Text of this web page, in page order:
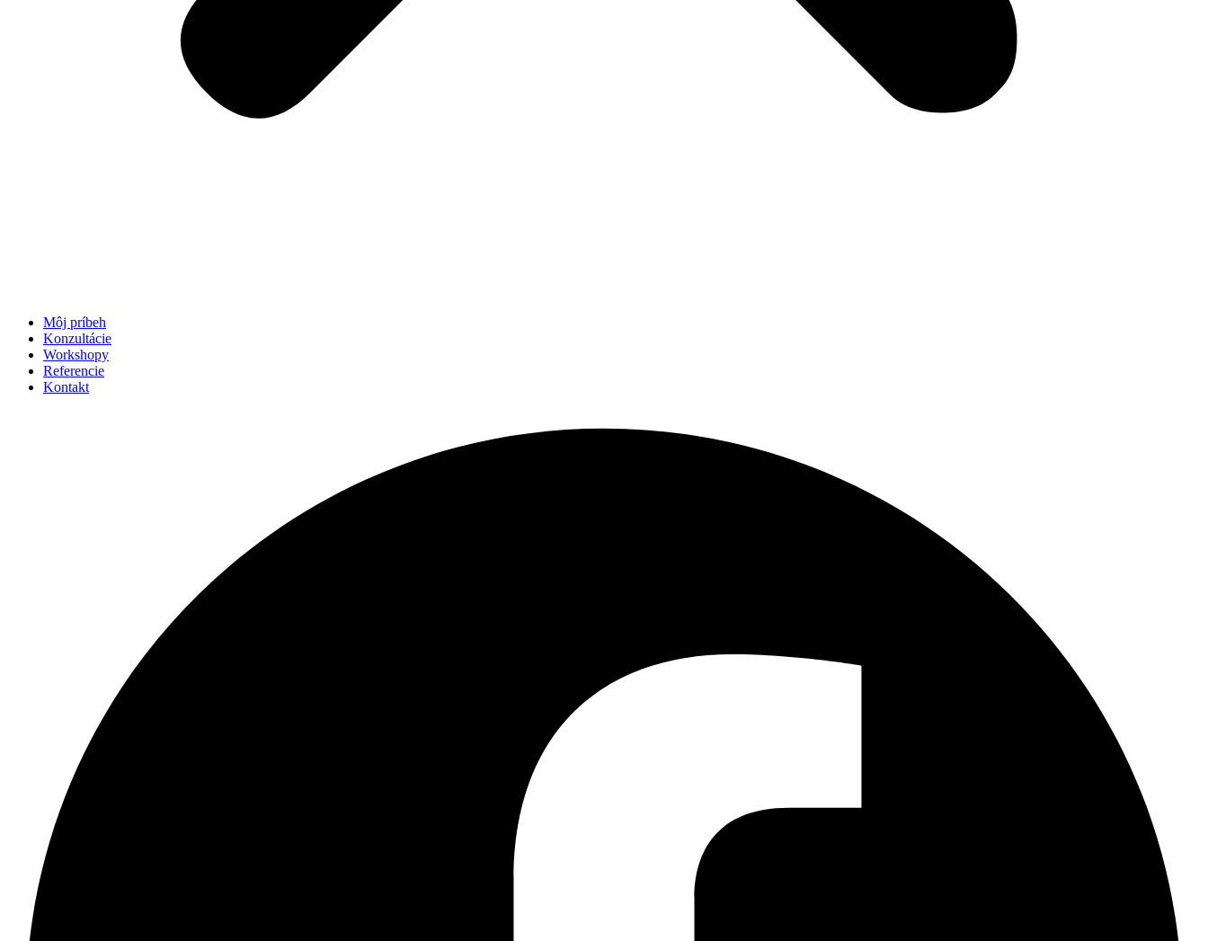
Môj príbeh
Konzultácie
Workshopy
Referencie
Kontakt